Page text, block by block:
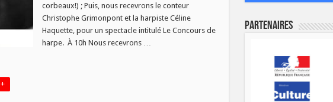
corbeaux!) ; Puis, nous recevrons le conteur
Christophe Grimonpont et la harpiste Céline
Haquette, pour un spectacle intitulé Le Concours de
harpe. À 10h Nous recevrons …
Partenaires